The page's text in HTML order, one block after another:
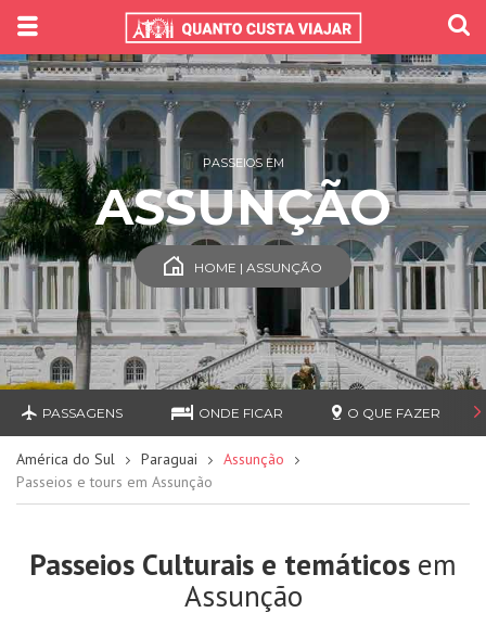
PASSEIOS EM
ASSUNÇÃO
HOME | ASSUNÇÃO
PASSAGENS ONDE FICAR O QUE FAZER
América do Sul Paraguai
Assunção
Passeios e tours em Assunção
Passeios Culturais e temáticos em
Assunção